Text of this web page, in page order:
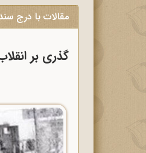
مقالات با درج
گذری بر